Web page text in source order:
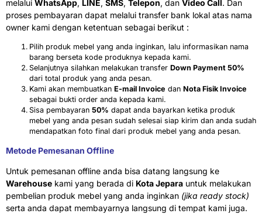
melalui WhatsApp, LINE, SMS, Telepon, dan Video Call. Dan
proses pembayaran dapat melalui transfer bank lokal atas nama
owner kami dengan ketentuan sebagai berikut :
Pilih produk mebel yang anda inginkan, lalu informasikan nama
barang berseta kode produknya kepada kami.
Selanjutnya silahkan melakukan transfer Down Payment 50%
dari total produk yang anda pesan.
Kami akan membuatkan E-mail Invoice dan Nota Fisik Invoice
sebagai bukti order anda kepada kami.
Sisa pembayaran 50% dapat anda bayarkan ketika produk
mebel yang anda pesan sudah selesai siap kirim dan anda sudah
mendapatkan foto final dari produk mebel yang anda pesan.
Metode Pemesanan Offline
Untuk pemesanan offline anda bisa datang langsung ke
Warehouse kami yang berada di Kota Jepara untuk melakukan
pembelian produk mebel yang anda inginkan (jika ready stock)
serta anda dapat membayarnya langsung di tempat kami juga.